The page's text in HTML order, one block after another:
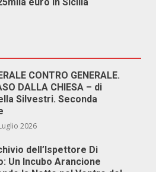
CONTRO GENERALE.
DALLA CHIESA – di
Silvestri. Seconda
2026
dell’Ispettore Di
Un Incubo Arancione